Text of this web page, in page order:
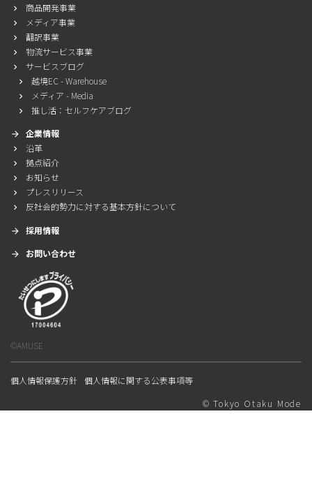
 商品開発事業
 メディア事業
 翻訳事業
 物流サービス事業
 サービスブログ
 越境EC - Warehouse
 メディア - Media
 推し活：セルフケアブログ
 企業情報
 沿革
 拠点紹介
 お知らせ
 プレスリリース
 反社会的勢力に対する基本方針について
 採用情報
 お問い合わせ
©AMUSE
個人情報保護方針 個人情報に関する公表事項等
© Tokyo Otaku Mode